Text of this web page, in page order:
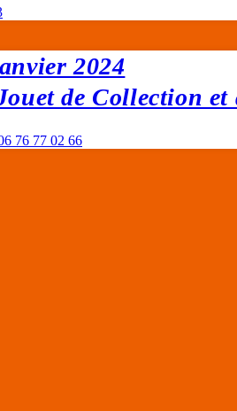
2024
de Collection et
76 77 02 66